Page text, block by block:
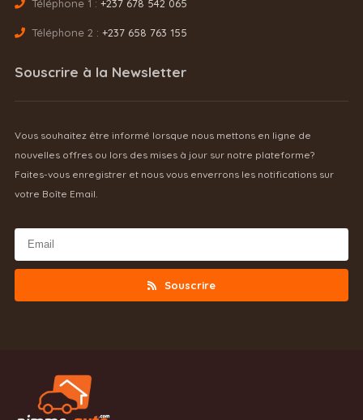
Téléphone 1 : +237 678 542 065
Téléphone 2 : +237 658 763 155
Souscrire à la Newsletter
Vous souhaitez être informé lorsque nous mettons en ligne de
nouvelles offres ou lors des mises à jour sur notre plateforme?
Faites-vous enregistrer et nous vous enverrons les notifications sur
votre Boîte Email.
Souscrire